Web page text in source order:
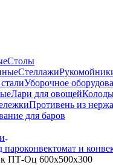
Столы
Стеллажи
Уборочное
Лари для овощей
Противень из
для баров
пароконвектомат и
ПТ-Оц 600х500х300